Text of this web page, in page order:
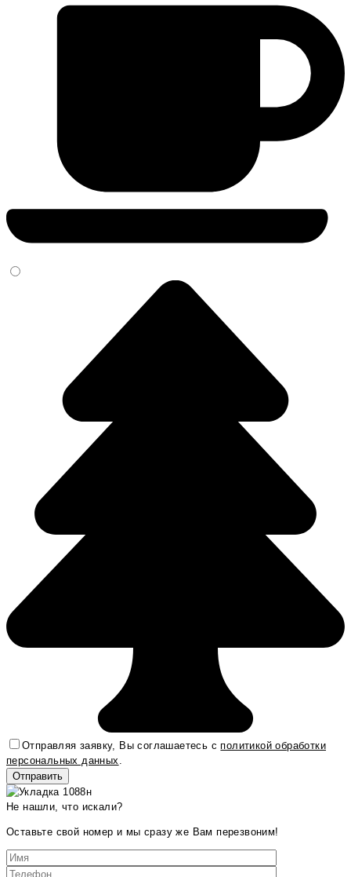
Отправляя заявку, Вы соглашаетесь сполитикой обработки
персональных данных
Не нашли, что искали?
Оставьте свой номер и мы сразу же Вам перезвоним!